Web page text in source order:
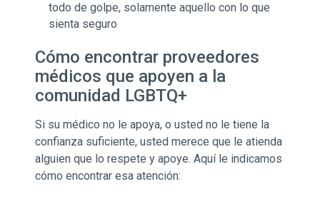
todo de golpe, solamente aquello con lo que
sienta seguro
Cómo encontrar proveedores
médicos que apoyen a la
comunidad LGBTQ+
Si su médico no le apoya, o usted no le tiene la
confianza suficiente, usted merece que le atienda
alguien que lo respete y apoye. Aquí le indicamos
cómo encontrar esa atención: